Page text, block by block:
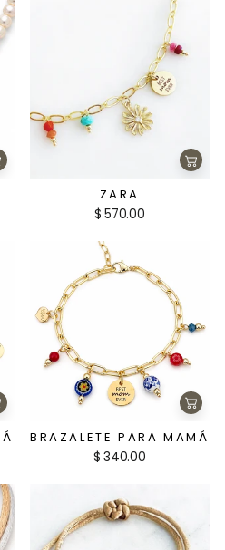
al
ZARA
$ 570.00
al
BRAZALETE PARA MAMÁ
$ 340.00